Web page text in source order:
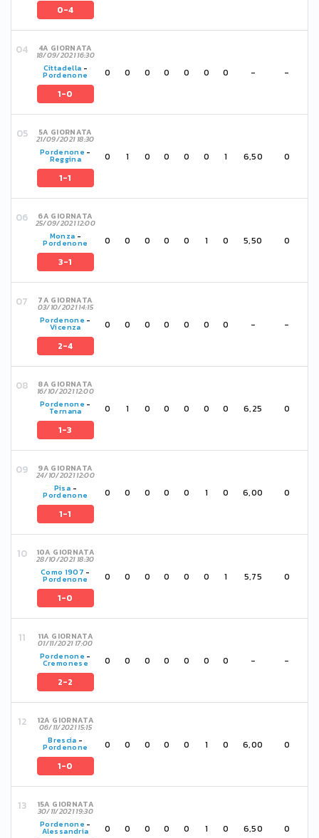
0-4
4A GIORNATA
18/09/2021 16:30
Cittadella -
Pordenone
1-0
0 0 0 0 0 0 0 - -
5A GIORNATA
21/09/2021 18:30
Pordenone -
Reggina
1-1
0 1 0 0 0 0 1 6,50 0
6A GIORNATA
25/09/2021 12:00
Monza -
Pordenone
3-1
0 0 0 0 0 1 0 5,50 0
7A GIORNATA
03/10/2021 14:15
Pordenone -
Vicenza
2-4
0 0 0 0 0 0 0 - -
8A GIORNATA
16/10/2021 12:00
Pordenone -
Ternana
1-3
0 1 0 0 0 0 0 6,25 0
9A GIORNATA
24/10/2021 12:00
Pisa -
Pordenone
1-1
0 0 0 0 0 1 0 6,00 0
10A GIORNATA
28/10/2021 18:30
Como 1907 -
Pordenone
1-0
0 0 0 0 0 0 1 5,75 0
11A GIORNATA
01/11/2021 17:00
Pordenone -
Cremonese
2-2
0 0 0 0 0 0 0 - -
12A GIORNATA
06/11/2021 15:15
Brescia -
Pordenone
1-0
0 0 0 0 0 1 0 6,00 0
15A GIORNATA
30/11/2021 19:30
Pordenone -
Alessandria 0 0 0 0 0 1 0 6,50 0